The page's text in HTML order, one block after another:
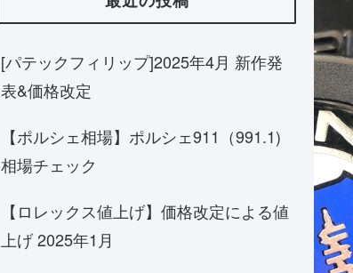
[パテックフィリップ]2025年4月 新作発
表&価格改定
【ポルシェ相場】ポルシェ911（991.1)
相場チェック
【ロレックス値上げ】価格改定による値
上げ 2025年1月